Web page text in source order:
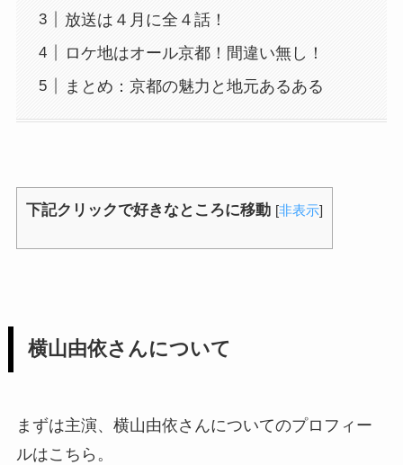
放送は４月に全４話！
ロケ地はオール京都！間違い無し！
まとめ：京都の魅力と地元あるある
下記クリックで好きなところに移動 [非表示]
横山由依さんについて
まずは主演、横山由依さんについてのプロフィー
ルはこちら。